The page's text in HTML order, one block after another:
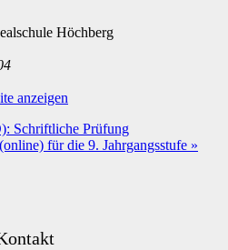
Höchberg
anzeigen
Schriftliche Prüfung
für die 9. Jahrgangsstufe »